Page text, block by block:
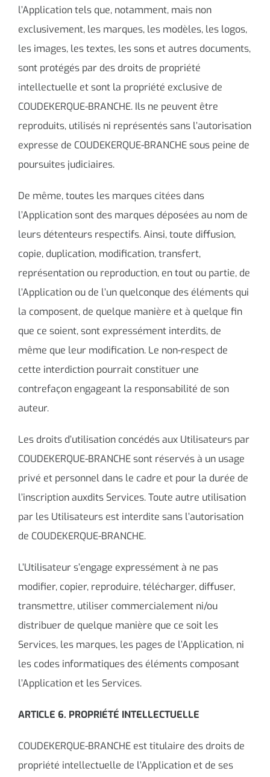
l’Application tels que, notamment, mais non
exclusivement, les marques, les modèles, les logos,
les images, les textes, les sons et autres documents,
sont protégés par des droits de propriété
intellectuelle et sont la propriété exclusive de
COUDEKERQUE-BRANCHE. Ils ne peuvent être
reproduits, utilisés ni représentés sans l’autorisation
expresse de COUDEKERQUE-BRANCHE sous peine de
poursuites judiciaires.
De même, toutes les marques citées dans
l’Application sont des marques déposées au nom de
leurs détenteurs respectifs. Ainsi, toute diffusion,
copie, duplication, modification, transfert,
représentation ou reproduction, en tout ou partie, de
l’Application ou de l’un quelconque des éléments qui
la composent, de quelque manière et à quelque fin
que ce soient, sont expressément interdits, de
même que leur modification. Le non-respect de
cette interdiction pourrait constituer une
contrefaçon engageant la responsabilité de son
auteur.
Les droits d’utilisation concédés aux Utilisateurs par
COUDEKERQUE-BRANCHE sont réservés à un usage
privé et personnel dans le cadre et pour la durée de
l’inscription auxdits Services. Toute autre utilisation
par les Utilisateurs est interdite sans l’autorisation
de COUDEKERQUE-BRANCHE.
L’Utilisateur s’engage expressément à ne pas
modifier, copier, reproduire, télécharger, diffuser,
transmettre, utiliser commercialement ni/ou
distribuer de quelque manière que ce soit les
Services, les marques, les pages de l’Application, ni
les codes informatiques des éléments composant
l’Application et les Services.
ARTICLE 6. PROPRIÉTÉ INTELLECTUELLE
COUDEKERQUE-BRANCHE est titulaire des droits de
propriété intellectuelle de l’Application et de ses